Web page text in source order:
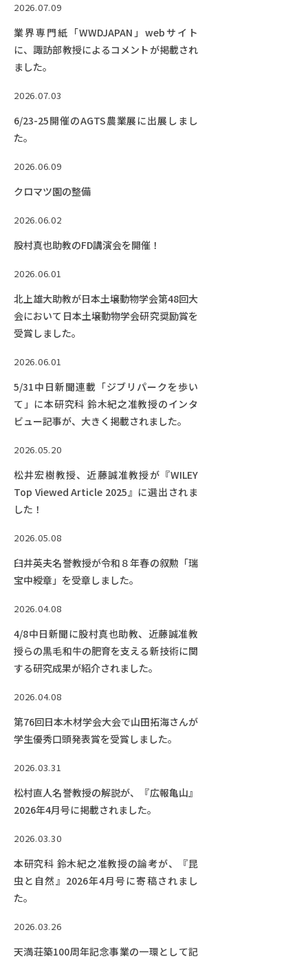
キャンパスマップ
保護者の方へ
Facebook
X YouTube
CENTERS
附属教育研究施設
FACULTY
2026.07.09
業界専門紙「WWDJAPAN」webサイト
に、諏訪部教授によるコメントが掲載され
ました。
2026.07.03
6/23-25開催のAGTS農業展に出展しまし
た。
2026.06.09
クロマツ園の整備
2026.06.02
股村真也助教のFD講演会を開催！
2026.06.01
北上雄大助教が日本土壌動物学会第48回大
会において日本土壌動物学会研究奨励賞を
受賞しました。
2026.06.01
5/31中日新聞連載「ジブリパークを歩い
て」に本研究科 鈴木紀之准教授のインタ
ビュー記事が、大きく掲載されました。
2026.05.20
松井宏樹教授、近藤誠准教授が『WILEY
Top Viewed Article 2025』に選出されま
した！
2026.05.08
臼井英夫名誉教授が令和８年春の叙勲「瑞
宝中綬章」を受章しました。
2026.04.08
4/8中日新聞に股村真也助教、近藤誠准教
授らの黒毛和牛の肥育を支える新技術に関
する研究成果が紹介されました。
2026.04.08
第76回日本木材学会大会で山田拓海さんが
学生優秀口頭発表賞を受賞しました。
2026.03.31
松村直人名誉教授の解説が、『広報亀山』
2026年4月号に掲載されました。
2026.03.30
本研究科 鈴木紀之准教授の論考が、『昆
虫と自然』2026年4月号に寄稿されまし
た。
2026.03.26
天満荘築100周年記念事業の一環として記